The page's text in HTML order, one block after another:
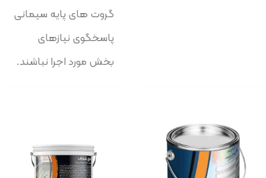
گروت های پایه سیمانی
پاسخگوی نیازهای
بخش مورد اجرا نباشند.